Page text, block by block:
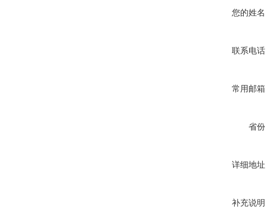
您的姓名
联系电话
常用邮箱
省份
详细地址
补充说明